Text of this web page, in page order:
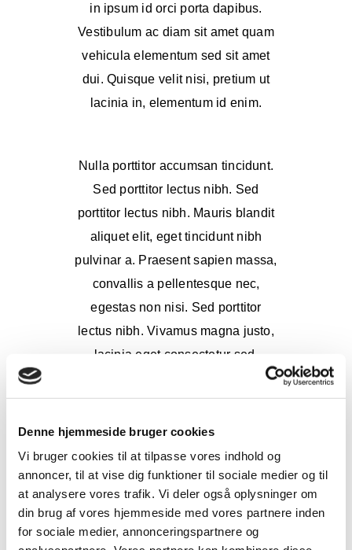
Denne hjemmeside bruger cookies
Vi bruger cookies til at tilpasse vores indhold og
annoncer, til at vise dig funktioner til sociale medier og til
at analysere vores trafik. Vi deler også oplysninger om
din brug af vores hjemmeside med vores partnere inden
for sociale medier, annonceringspartnere og
in ipsum id orci porta dapibus.
Vestibulum ac diam sit amet quam
vehicula elementum sed sit amet
dui. Quisque velit nisi, pretium ut
lacinia in, elementum id enim.
Nulla porttitor accumsan tincidunt.
Sed porttitor lectus nibh. Sed
porttitor lectus nibh. Mauris blandit
aliquet elit, eget tincidunt nibh
pulvinar a. Praesent sapien massa,
convallis a pellentesque nec,
egestas non nisi. Sed porttitor
lectus nibh. Vivamus magna justo,
lacinia eget consectetur sed,
convallis at tellus. Proin eget tortor
risus. Vivamus magna justo, lacinia
eget consectetur sed, convallis at
tellus. Curabitur non nulla sit amet
nisl tempus convallis quis ac lectus.
Vivamus magna justo, lacinia eget
consectetur sed, convallis at tellus.
Proin eget tortor risus. Curabitur